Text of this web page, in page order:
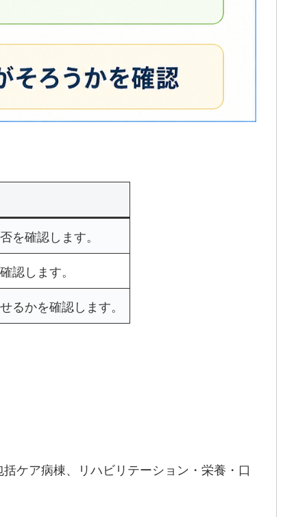
を確認します。
認します。
るかを確認します。
ケア病棟、リハビリテーション・栄養・口